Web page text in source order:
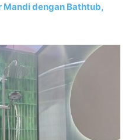
Mandi dengan Bathtub,